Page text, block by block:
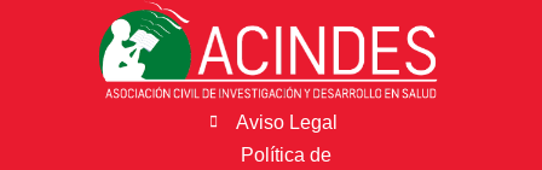
Aviso Legal
Política de